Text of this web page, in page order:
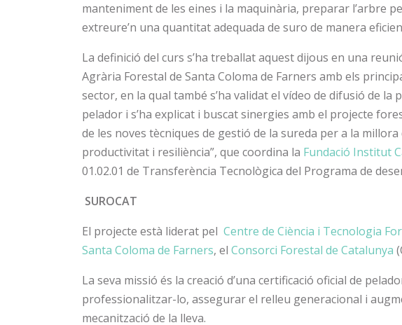
manteniment de les eines i la maquinària, preparar l’arbre
extreure’n una quantitat adequada de suro de manera
La definició del curs s’ha treballat aquest dijous en una
Agrària Forestal de Santa Coloma de Farners amb els
sector, en la qual també s’ha validat el vídeo de difusió de la
pelador i s’ha explicat i buscat sinergies amb el projecte
de les noves tècniques de gestió de la sureda per a la millora
productivitat i resiliència”, que coordina la Fundació Institut
01.02.01 de Transferència Tecnològica del Programa de
SUROCAT
El projecte està liderat pel Centre de Ciència i Tecnologia
Santa Coloma de Farners, el Consorci Forestal de Catalunya
La seva missió és la creació d’una certificació oficial de
professionalitzar-lo, assegurar el relleu generacional i
mecanització de la lleva.